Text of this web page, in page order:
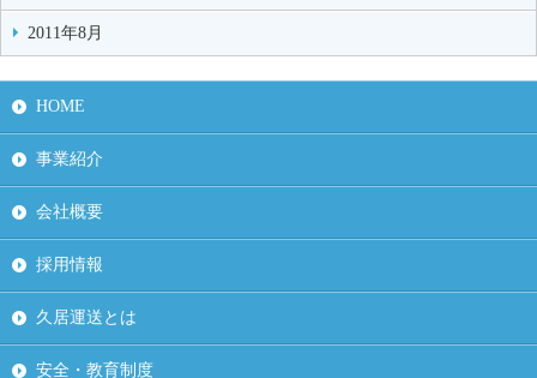
2011年8月
HOME
事業紹介
会社概要
採用情報
久居運送とは
安全・教育制度